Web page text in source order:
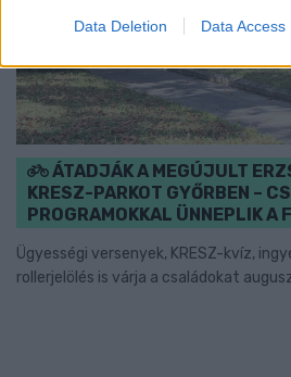
Data Deletion Data Access
ÁTADJÁK A MEGÚJULT
KRESZ-PARKOT GYŐRBEN –
PROGRAMOKKAL ÜNNEPLIK A
Ügyességi versenyek, KRESZ-kvíz,
rollerjelölés is várja a családokat